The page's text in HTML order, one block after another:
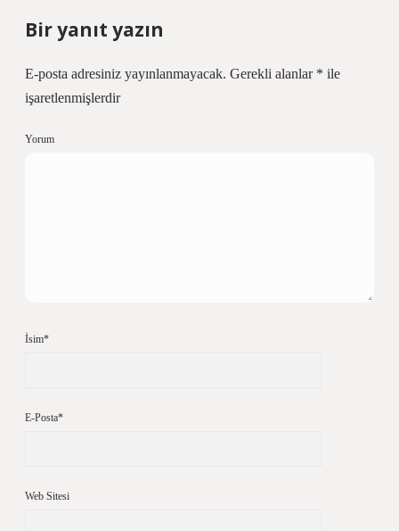
Bir yanıt yazın
E-posta adresiniz yayınlanmayacak. Gerekli alanlar * ile
işaretlenmişlerdir
Yorum
İsim*
E-Posta*
Web Sitesi